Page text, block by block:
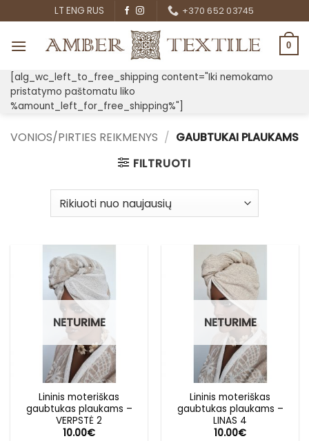
to
content
LT ENG RUS +370 652 03745
0
[alg_wc_left_to_free_shipping content="Iki nemokamo
pristatymo paštomatu liko
%amount_left_for_free_shipping%"]
VONIOS/PIRTIES REIKMENYS / GAUBTUKAI PLAUKAMS
FILTRUOTI
NETURIME
Lininis moteriškas
gaubtukas plaukams –
VERPSTĖ 2
10.00€
NETURIME
Lininis moteriškas
gaubtukas plaukams –
LINAS 4
10.00€